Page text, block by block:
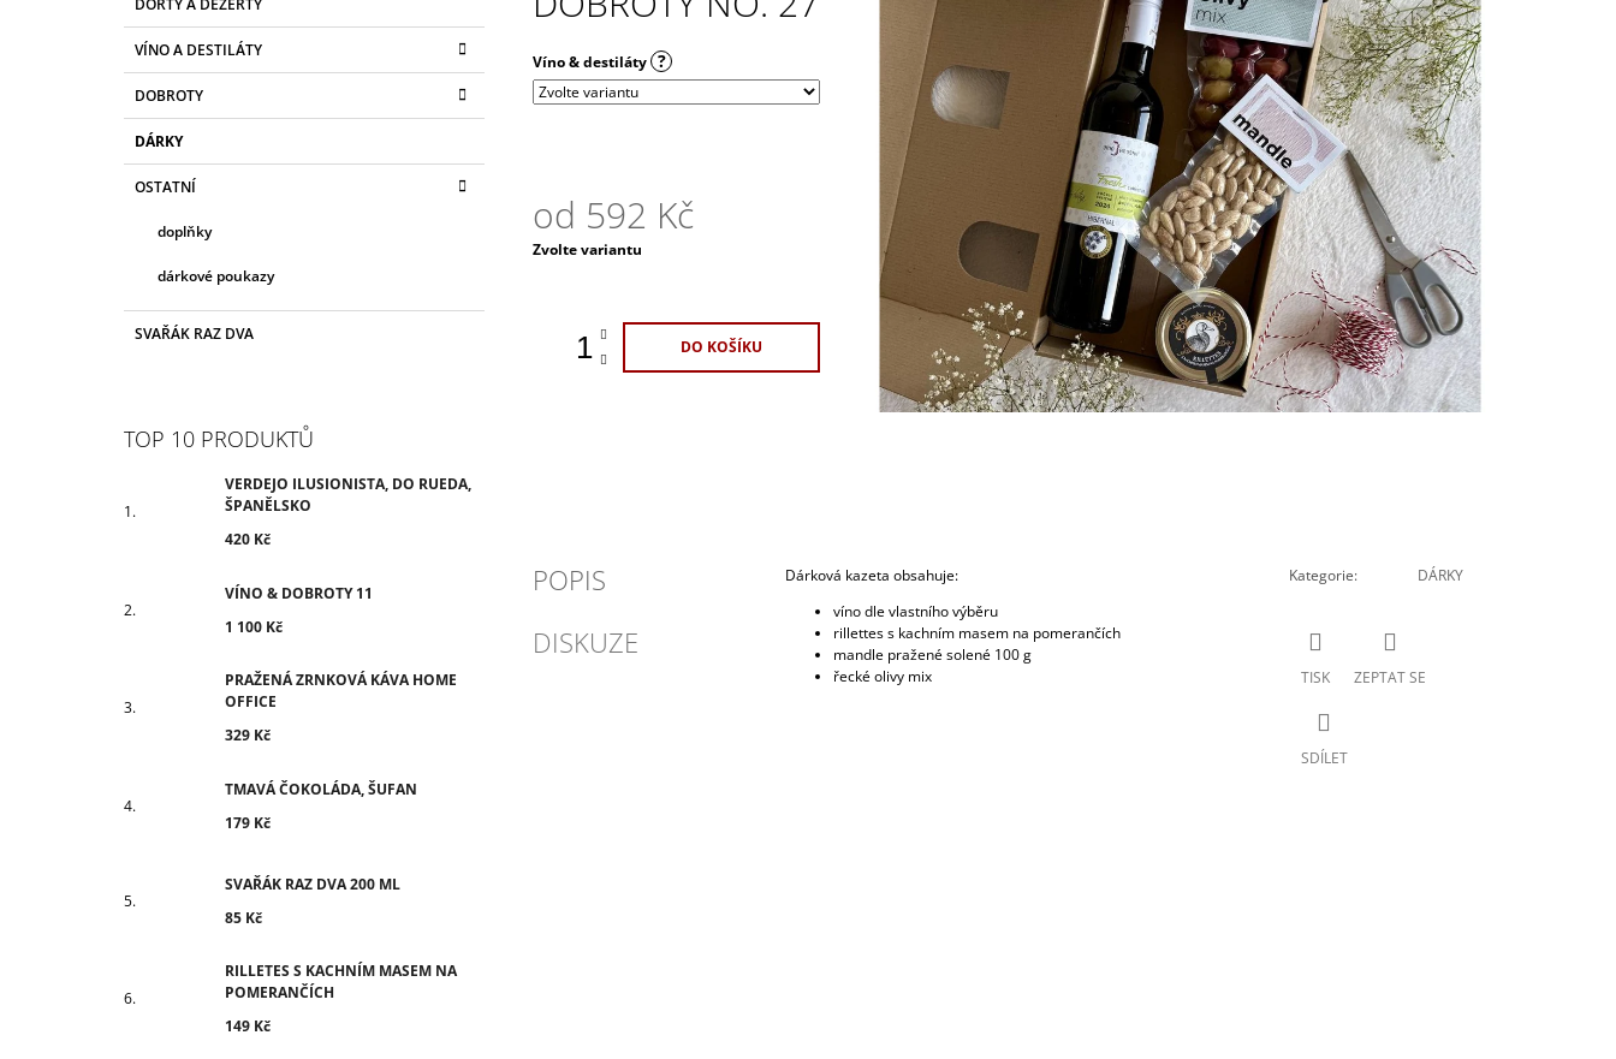
kategorie
T
G
O
R
E
DORTY A DEZERTY
VÍNO A DESTILÁTY
DOBROTY
DÁRKY
OSTATNÍ
doplňky
dárkové poukazy
SVAŘÁK RAZ DVA
TOP 10 PRODUKTŮ
VERDEJO ILUSIONISTA, DO RUEDA,
ŠPANĚLSKO
420 Kč
VÍNO & DOBROTY 11
1 100 Kč
PRAŽENÁ ZRNKOVÁ KÁVA HOME
OFFICE
329 Kč
TMAVÁ ČOKOLÁDA, ŠUFAN
179 Kč
SVAŘÁK RAZ DVA 200 ML
85 Kč
RILLETES S KACHNÍM MASEM NA
POMERANČÍCH
149 Kč
Víno & destiláty ?
od 592 Kč
Měrná
Zvolte variantu
DO KOŠÍKU
POPIS
DISKUZE
Dárková kazeta obsahuje:
víno dle vlastního výběru
rillettes s kachním masem na pomerančích
mandle pražené solené 100 g
řecké olivy mix
Kategorie: DÁRKY
TISK ZEPTAT SE
SDÍLET
420 Kč
1 100 Kč
329 Kč